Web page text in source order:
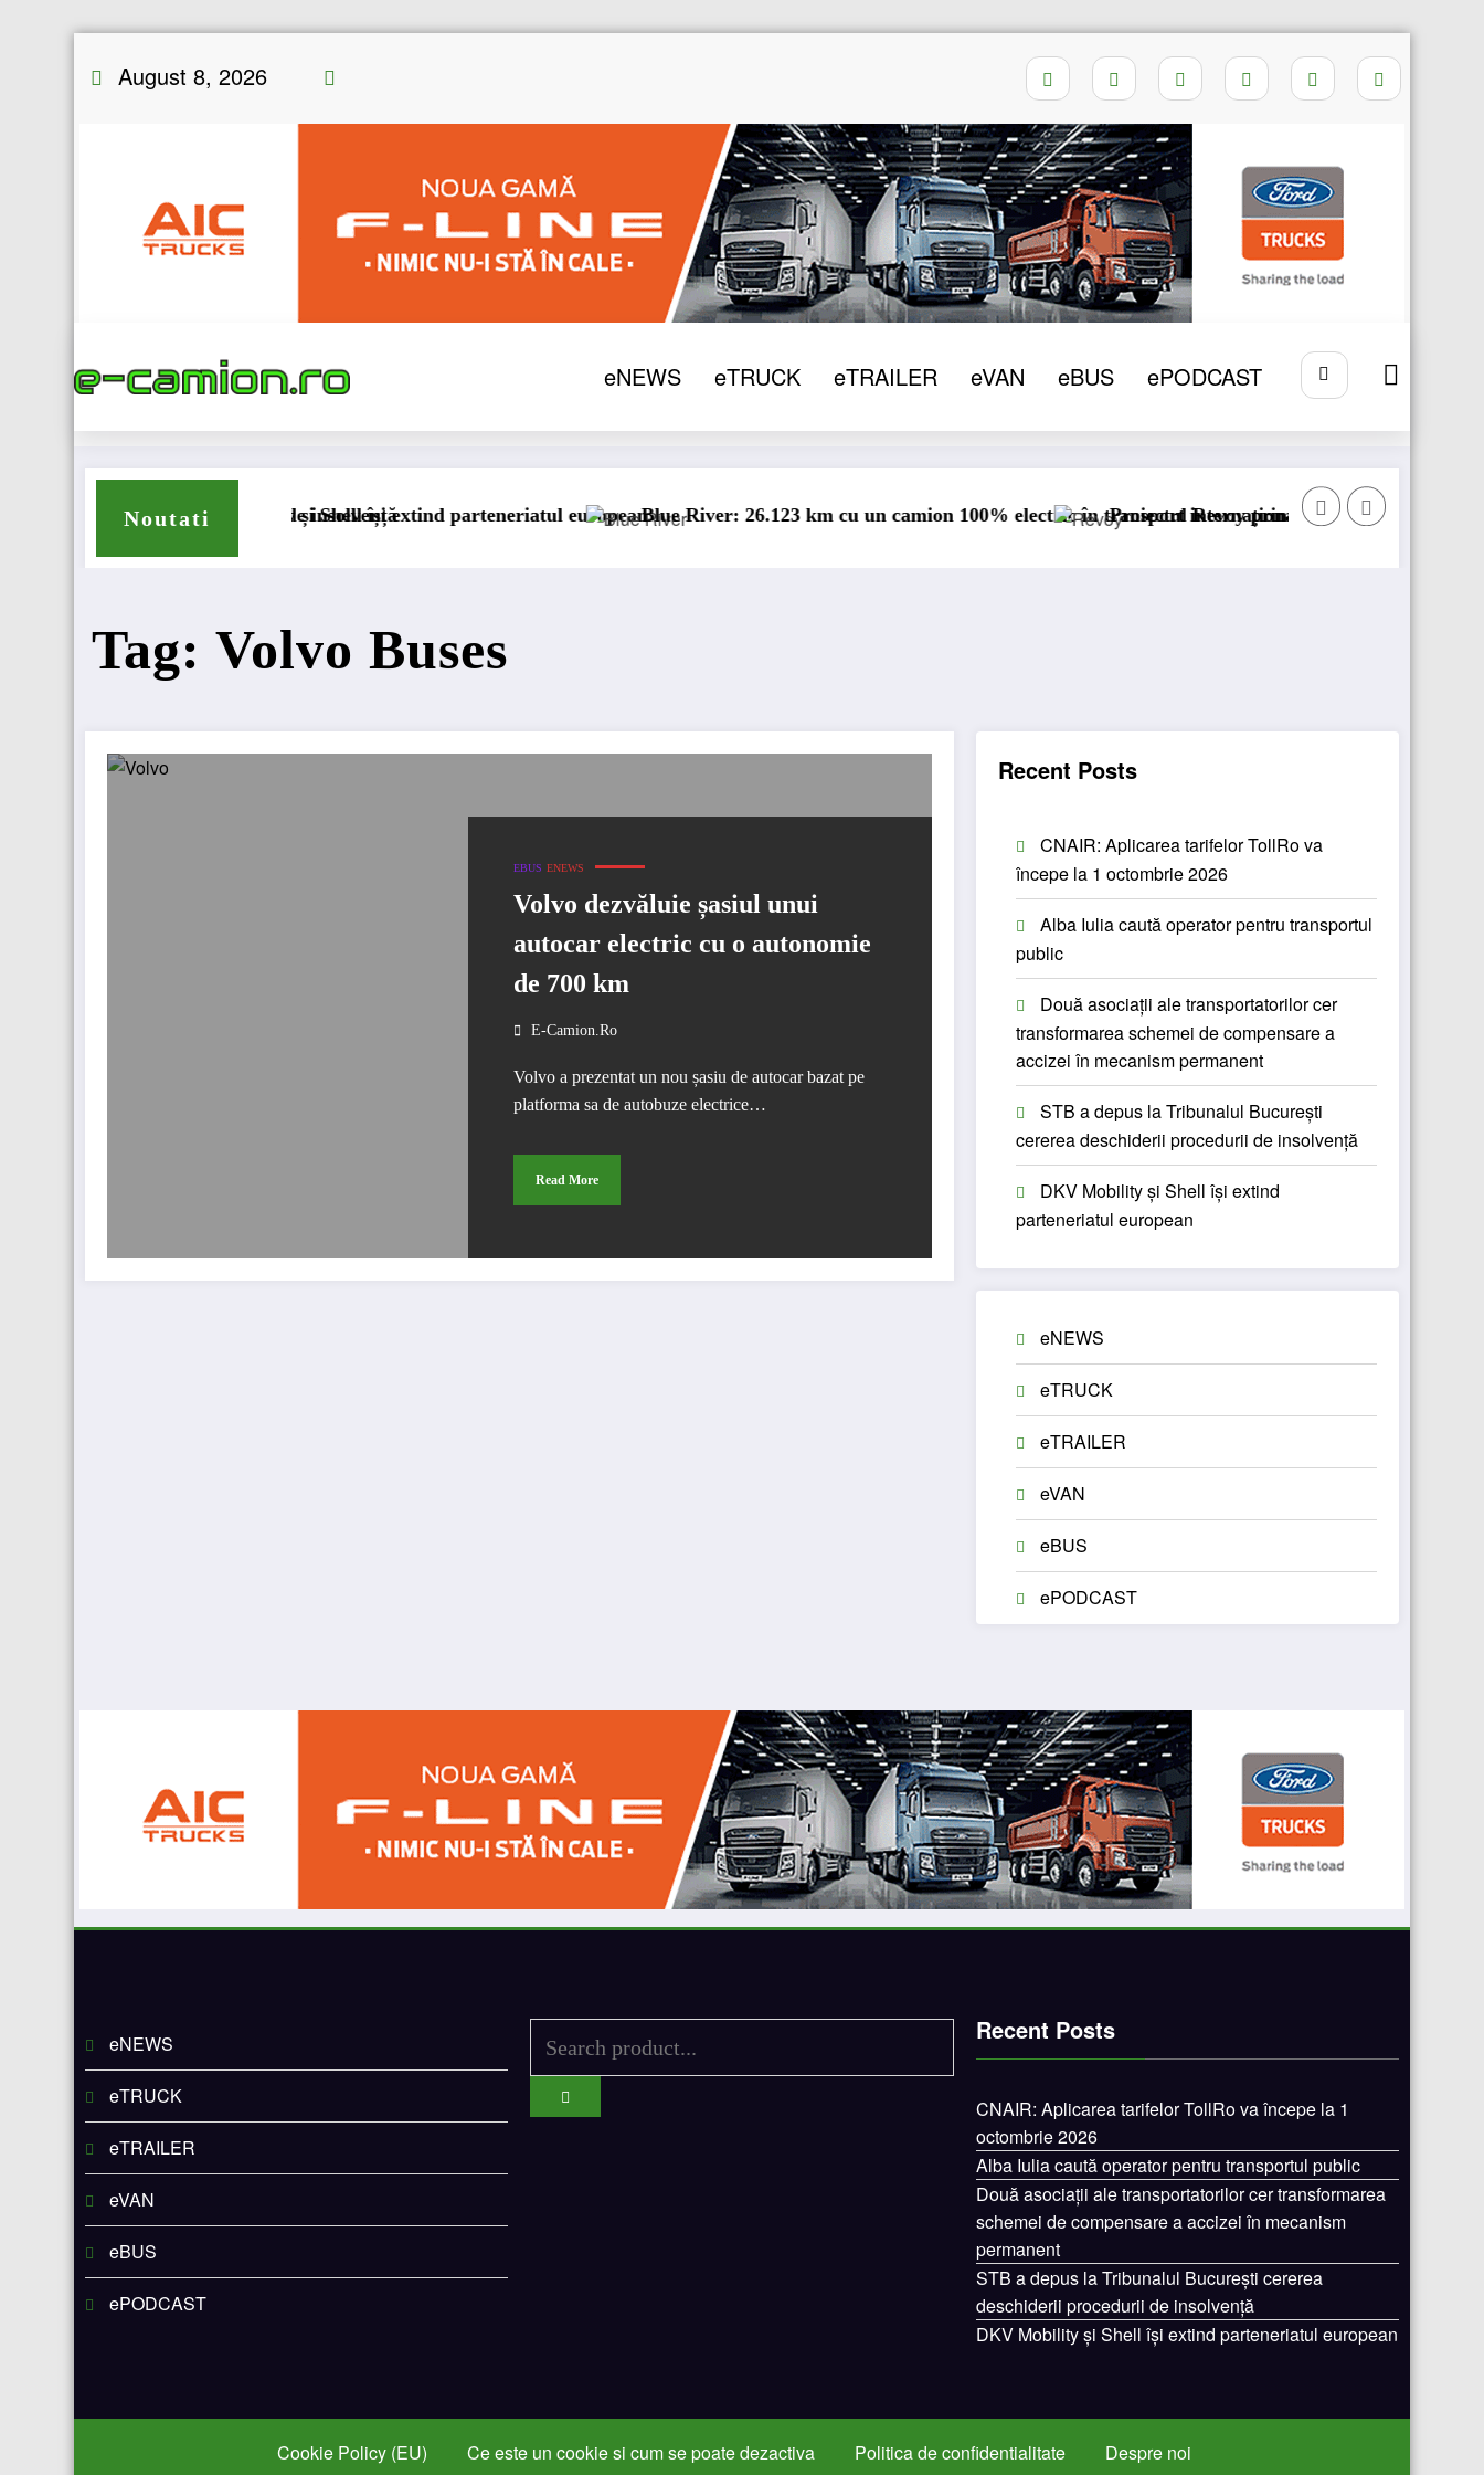
August 8, 2026
eNEWS eTRUCK eTRAILER eVAN eBUS ePODCAST
Volvo Buses
Noutati
procedurii de insolvență
DKV Mobility și Shell își extind parteneriatul europeanBlue River: 26.123 km cu un camion 100% electric în transport internațional
Proiectul Revoy prinde contur Sailun își extinde
Tag: Volvo Buses
EBUS ENEWS
Volvo dezvăluie șasiul unui
autocar electric cu o autonomie
de 700 km
E-Camion.ro
Volvo a prezentat un nou șasiu de autocar bazat pe
platforma sa de autobuze electrice…
Read More
Recent Posts
CNAIR: Aplicarea tarifelor TollRo va
începe la 1 octombrie 2026
Alba Iulia caută operator pentru transportul
public
Două asociații ale transportatorilor cer
transformarea schemei de compensare a
accizei în mecanism permanent
STB a depus la Tribunalul București
cererea deschiderii procedurii de insolvență
DKV Mobility și Shell își extind
parteneriatul european
eNEWS
eTRUCK
eTRAILER
eVAN
eBUS
ePODCAST
eNEWS
eTRUCK
eTRAILER
eVAN
eBUS
ePODCAST
Recent Posts
CNAIR: Aplicarea tarifelor TollRo va începe la 1
octombrie 2026
Alba Iulia caută operator pentru transportul public
Două asociații ale transportatorilor cer transformarea
schemei de compensare a accizei în mecanism
permanent
STB a depus la Tribunalul București cererea
deschiderii procedurii de insolvență
DKV Mobility și Shell își extind parteneriatul european
Cookie Policy (EU) Ce este un cookie si cum se poate dezactiva Politica de confidentialitate Despre noi